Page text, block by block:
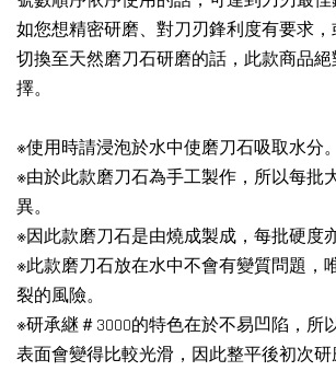
如您想精密研磨、對刀刃鋒利度有要求
切換至天然磨刀石研磨的話，此款商品
擇。
※使用時請浸泡於水中使磨刀石吸取水分。
※由於此款磨刀石為手工製作，所以每批
異。
※因此款磨刀石是由燒成製成，每批硬度
※此款磨刀石放在水中不會有變質問題，
裂的風險。
※研承継＃3000的特色在於不易凹陷，所
表面會變得比較光滑，因此整平後初次